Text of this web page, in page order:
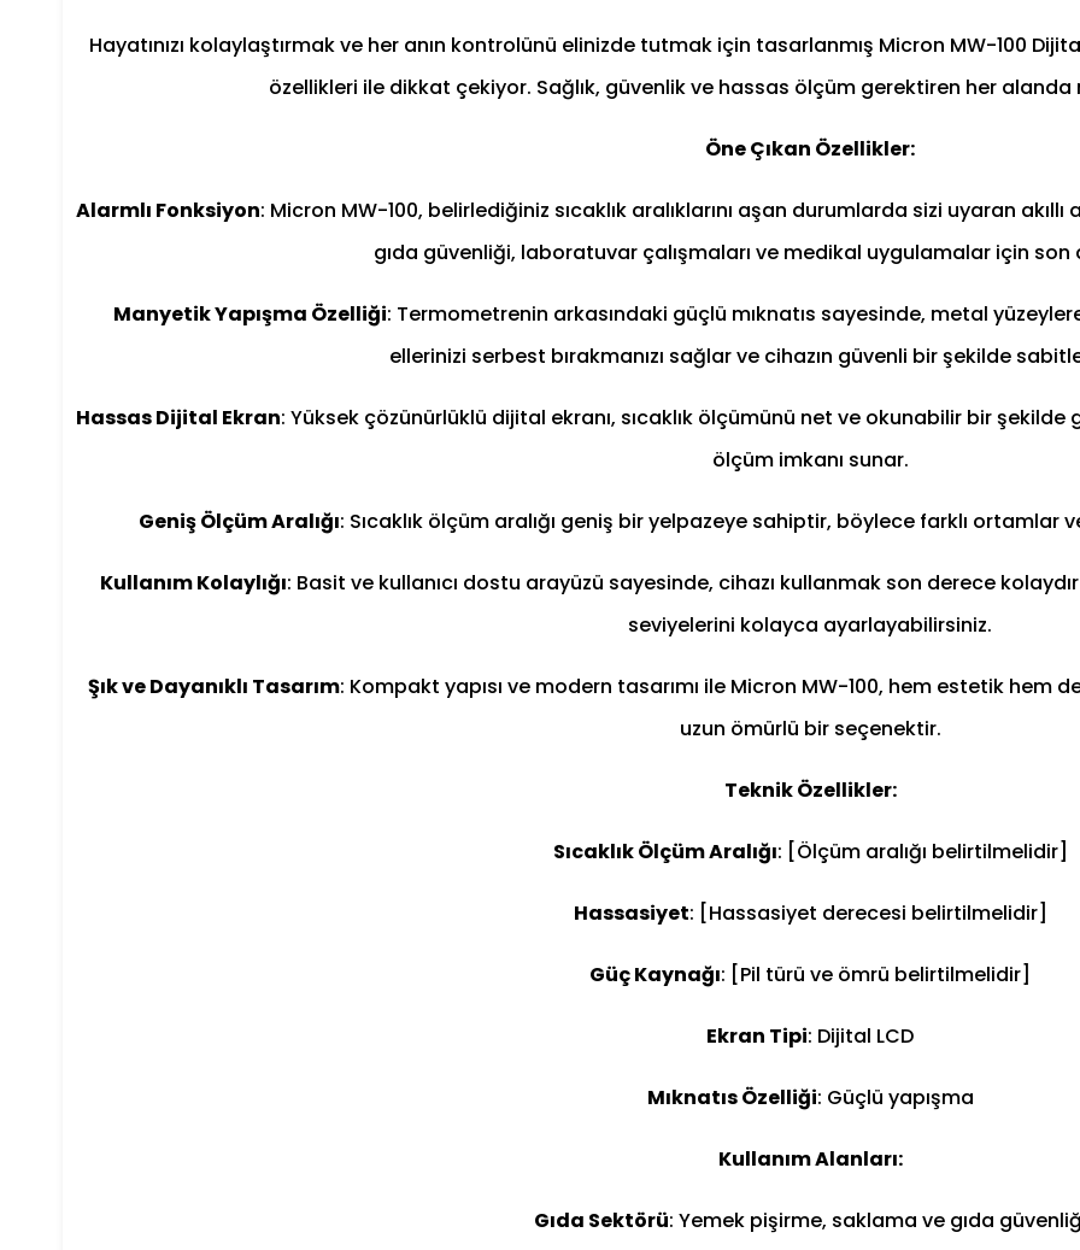
Hayatınızı kolaylaştırmak ve her anın kontrolünü elinizde tutmak için tasarlanmış Micron MW-100
özellikleri ile dikkat çekiyor. Sağlık, güvenlik ve hassas ölçüm gerektiren her
Öne Çıkan Özellikler:
Alarmlı Fonksiyon: Micron MW-100, belirlediğiniz sıcaklık aralıklarını aşan durumlarda sizi uyaran
gıda güvenliği, laboratuvar çalışmaları ve medikal uygulamalar için son
Manyetik Yapışma Özelliği: Termometrenin arkasındaki güçlü mıknatıs sayesinde, metal
ellerinizi serbest bırakmanızı sağlar ve cihazın güvenli bir şekilde
Hassas Dijital Ekran: Yüksek çözünürlüklü dijital ekranı, sıcaklık ölçümünü net ve okunabilir bir
ölçüm imkanı sunar.
Geniş Ölçüm Aralığı: Sıcaklık ölçüm aralığı geniş bir yelpazeye sahiptir, böylece farklı
Kullanım Kolaylığı: Basit ve kullanıcı dostu arayüzü sayesinde, cihazı kullanmak son derece
seviyelerini kolayca ayarlayabilirsiniz.
Şık ve Dayanıklı Tasarım: Kompakt yapısı ve modern tasarımı ile Micron MW-100, hem estetik hem
uzun ömürlü bir seçenektir.
Teknik Özellikler:
Sıcaklık Ölçüm Aralığı: [Ölçüm aralığı belirtilmelidir]
Hassasiyet: [Hassasiyet derecesi belirtilmelidir]
Güç Kaynağı: [Pil türü ve ömrü belirtilmelidir]
Ekran Tipi: Dijital LCD
Mıknatıs Özelliği: Güçlü yapışma
Kullanım Alanları:
Gıda Sektörü: Yemek pişirme, saklama ve gıda